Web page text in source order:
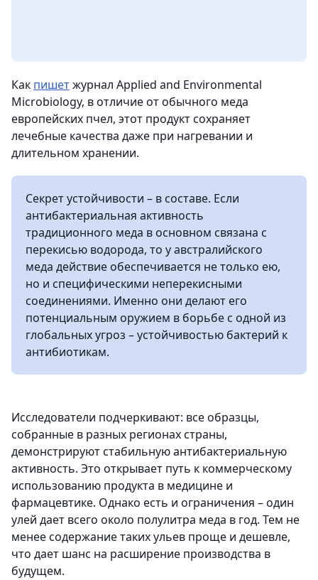
Как пишетжурнал Applied and Environmental
Microbiology, в отличие от обычного меда
европейских пчел, этот продукт сохраняет
лечебные качества даже при нагревании и
длительном хранении.
Секрет устойчивости – в составе. Если
антибактериальная активность
традиционного меда в основном связана с
перекисью водорода, то у австралийского
меда действие обеспечивается не только ею,
но и специфическими неперекисными
соединениями. Именно они делают его
потенциальным оружием в борьбе с одной из
глобальных угроз – устойчивостью бактерий к
антибиотикам.
Исследователи подчеркивают: все образцы,
собранные в разных регионах страны,
демонстрируют стабильную антибактериальную
активность. Это открывает путь к коммерческому
использованию продукта в медицине и
фармацевтике. Однако есть и ограничения – один
улей дает всего около полулитра меда в год. Тем не
менее содержание таких ульев проще и дешевле,
что дает шанс на расширение производства в
будущем.